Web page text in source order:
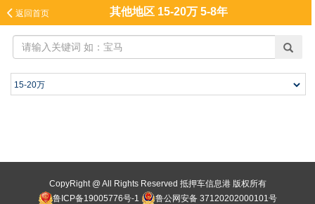
 返回首页 其他地区 15-20万 5-8年
CopyRight @ All Rights Reserved 抵押车信息港 版权所有
鲁ICP备19005776号-1
鲁公网安备 37120202000101号